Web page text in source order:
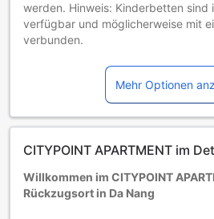
werden. Hinweis: Kinderbetten sind
verfügbar und möglicherweise mit
verbunden.
Übernachtung gratis, wenn das
Gäste ab 7 Jahren gelten als
Die Verfügbarkeit von Zustellbetten
bitte der jeweiligen
Buchungsbestimmungen gelten und
anfallen.
Mehr Optionen
CITYPOINT APARTMENT im
Willkommen im CITYPOINT
Rückzugsort in Da Nang